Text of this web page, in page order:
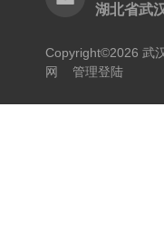
湖北省武
Copyright©2026 武
网
管理登陆